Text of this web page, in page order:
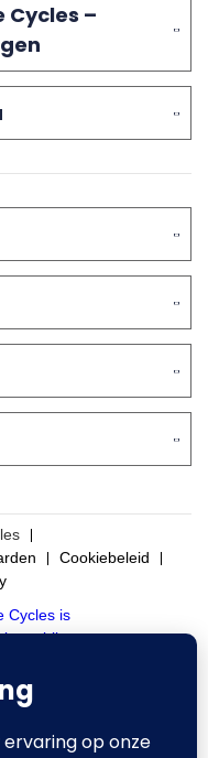
Cycles –
Cookiebeleid